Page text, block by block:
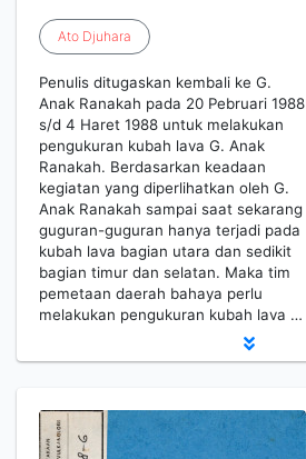
Ato Djuhara
Penulis ditugaskan kembali ke G.
Anak Ranakah pada 20 Pebruari 1988
s/d 4 Haret 1988 untuk melakukan
pengukuran kubah lava G. Anak
Ranakah. Berdasarkan keadaan
kegiatan yang diperlihatkan oleh G.
Anak Ranakah sampai saat sekarang
guguran-guguran hanya terjadi pada
kubah lava bagian utara dan sedikit
bagian timur dan selatan. Maka tim
pemetaan daerah bahaya perlu
melakukan pengukuran kubah lava …